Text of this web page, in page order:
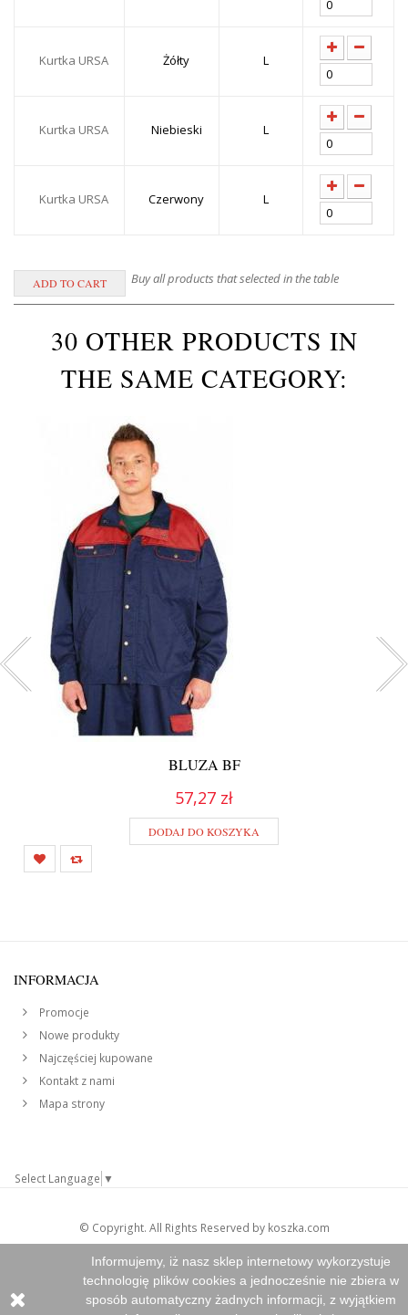
Kurtka URSA Żółty L
Kurtka URSA Niebieski L
Kurtka URSA Czerwony L
Buy all products that selected in the table
30 OTHER PRODUCTS IN
THE SAME CATEGORY:
BLUZA BF
57,27 zł
DODAJ DO KOSZYKA
INFORMACJA
Promocje
Nowe produkty
Najczęściej kupowane
Kontakt z nami
Mapa strony
Select Language ▼
Informujemy, iż nasz sklep internetowy wykorzystuje
technologię plików cookies a jednocześnie nie zbiera w
sposób automatyczny żadnych informacji, z wyjątkiem
© Copyright. All Rights Reserved by koszka.com